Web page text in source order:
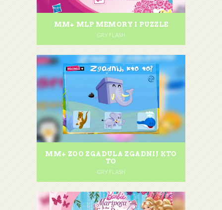
MM+ MLP MEMORY I PUZZLE
GRY FLASH
MM+ ZOO ZGADULA ZGADNIJ KTO
TO
GRY FLASH